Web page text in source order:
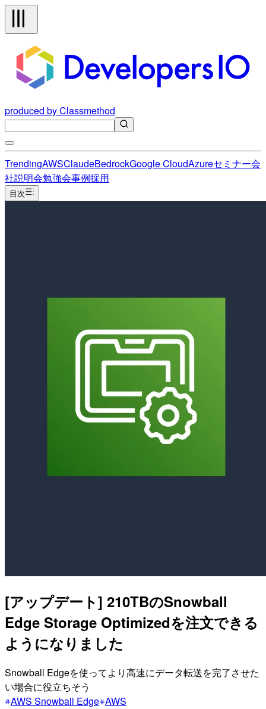
produced by Classmethod
TrendingAWSClaudeBedrockGoogle CloudAzureセミナー会
社説明会勉強会事例採用
目次
[アップデート] 210TBのSnowball
Edge Storage Optimizedを注文できる
ようになりました
Snowball Edgeを使ってより高速にデータ転送を完了させた
い場合に役立ちそう
AWS Snowball Edge AWS